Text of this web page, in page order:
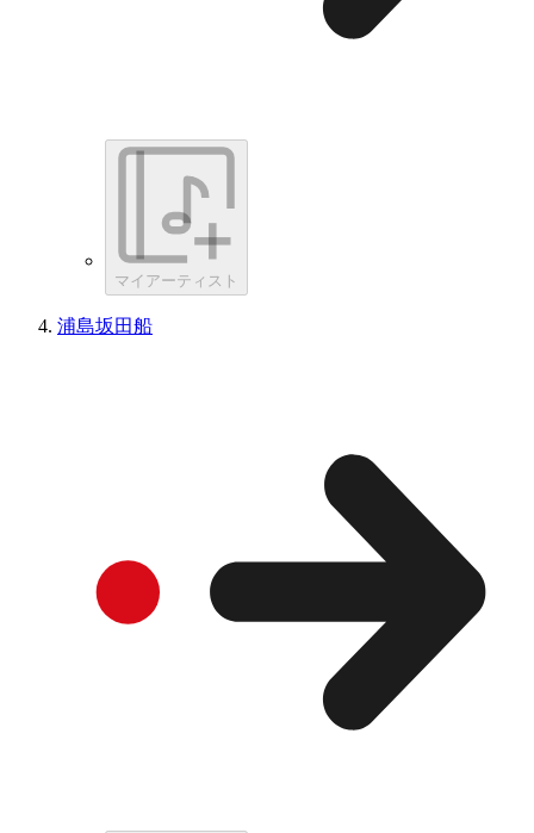
マイアーティスト
浦島坂田船